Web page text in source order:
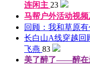
连闲主 23
马帮户外活动视
回顾：我和草原
长白山A线穿越回
飞燕 83
美了醉了——醉在